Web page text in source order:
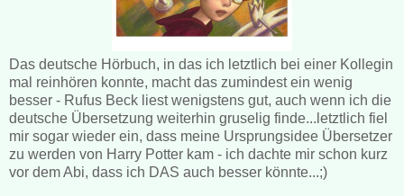
Das deutsche Hörbuch, in das ich letztlich bei einer Kollegin
mal reinhören konnte, macht das zumindest ein wenig
besser - Rufus Beck liest wenigstens gut, auch wenn ich die
deutsche Übersetzung weiterhin gruselig finde...letztlich fiel
mir sogar wieder ein, dass meine Ursprungsidee Übersetzer
zu werden von Harry Potter kam - ich dachte mir schon kurz
vor dem Abi, dass ich DAS auch besser könnte...;)